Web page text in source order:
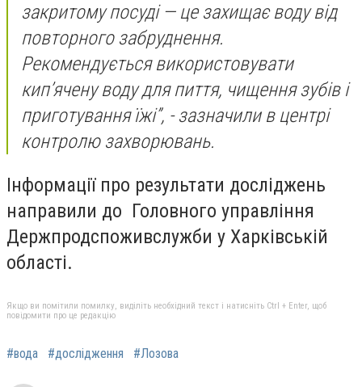
закритому посуді — це захищає воду від
повторного забруднення.
Рекомендується використовувати
кип’ячену воду для пиття, чищення зубів і
приготування їжі”, - зазначили в центрі
контролю захворювань.
Інформації про результати досліджень
направили до Головного управління
Держпродспоживслужби у Харківській
області.
Якщо ви помітили помилку, виділіть необхідний текст і натисніть Ctrl + Enter, щоб
повідомити про це редакцію
#вода #дослідження #Лозова